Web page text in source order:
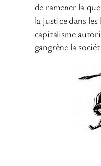
de ramener la
la justice dans
capitalisme
gangrène la